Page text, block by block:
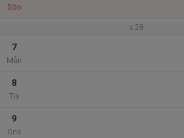
Sön
v.28
7
Mån
8
Tis
9
Ons